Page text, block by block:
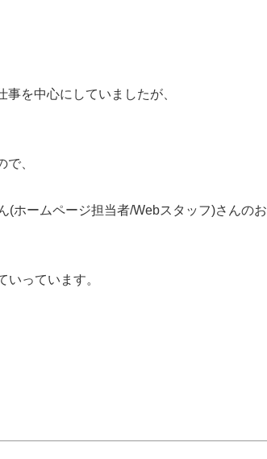
を中心にしていましたが、
、
(ホームページ担当者/Webスタッフ)さんのお
っています。